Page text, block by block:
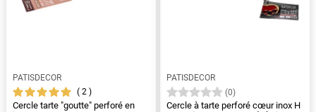
PATISDECOR
2
Cercle tarte "goutte" perforé en
PATISDECOR
(0)
Cercle à tarte perforé cœur inox H